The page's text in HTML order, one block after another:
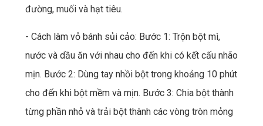
đường, muối và hạt tiêu.
- Cách làm vỏ bánh sủi cảo: Bước 1: Trộn bột mì,
nước và dầu ăn với nhau cho đến khi có kết cấu nhão
mịn. Bước 2: Dùng tay nhồi bột trong khoảng 10 phút
cho đến khi bột mềm và mịn. Bước 3: Chia bột thành
từng phần nhỏ và trải bột thành các vòng tròn mỏng